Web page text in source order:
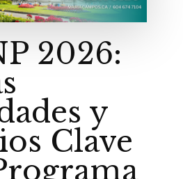
2026:
y
Clave